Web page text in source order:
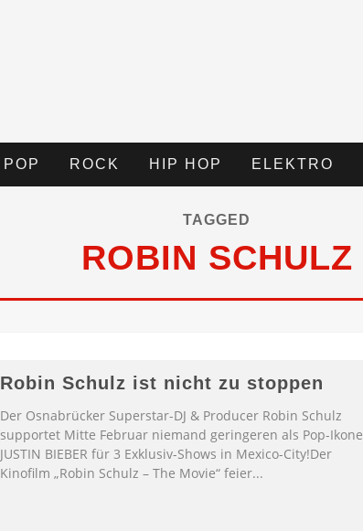
POP ROCK HIP HOP ELEKTRO
TAGGED
ROBIN SCHULZ
Robin Schulz ist nicht zu stoppen
Der Osnabrücker Superstar-DJ & Producer Robin Schulz
supportet Mitte Februar niemand geringeren als Pop-Ikone
JUSTIN BIEBER für 3 Exklusiv-Shows in Mexico-City!Der
Kinofilm „Robin Schulz – The Movie“ feier...